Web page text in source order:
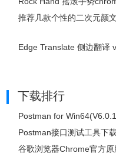
推荐几款个性的二次元颜
Edge Translate 侧边翻译
下载排行
Postman for
Postman接口测试工具下
谷歌浏览器Chrome官方原